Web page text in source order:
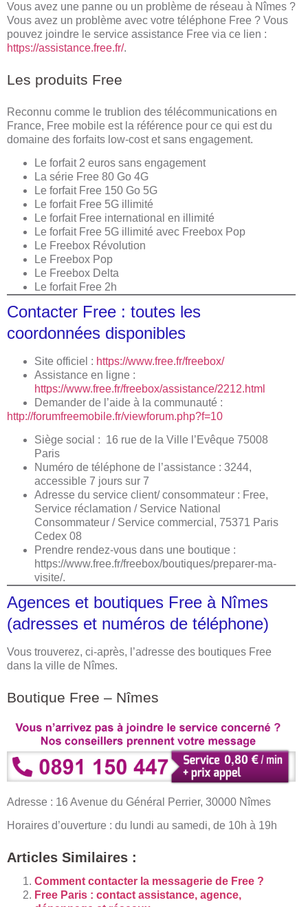
Vous avez une panne ou un problème de réseau à Nîmes ?
Vous avez un problème avec votre téléphone Free ? Vous
pouvez joindre le service assistance Free via ce lien :
https://assistance.free.fr/.
Les produits Free
Reconnu comme le trublion des télécommunications en
France, Free mobile est la référence pour ce qui est du
domaine des forfaits low-cost et sans engagement.
Le forfait 2 euros sans engagement
La série Free 80 Go 4G
Le forfait Free 150 Go 5G
Le forfait Free 5G illimité
Le forfait Free international en illimité
Le forfait Free 5G illimité avec Freebox Pop
Le Freebox Révolution
Le Freebox Pop
Le Freebox Delta
Le forfait Free 2h
Contacter Free : toutes les
coordonnées disponibles
Site officiel : https://www.free.fr/freebox/
Assistance en ligne :
https://www.free.fr/freebox/assistance/2212.html
Demander de l’aide à la communauté :
http://forumfreemobile.fr/viewforum.php?f=10
Siège social : 16 rue de la Ville l’Evêque 75008
Paris
Numéro de téléphone de l’assistance : 3244,
accessible 7 jours sur 7
Adresse du service client/ consommateur : Free,
Service réclamation / Service National
Consommateur / Service commercial, 75371 Paris
Cedex 08
Prendre rendez-vous dans une boutique :
https://www.free.fr/freebox/boutiques/preparer-ma-
visite/.
Agences et boutiques Free à Nîmes
(adresses et numéros de téléphone)
Vous trouverez, ci-après, l’adresse des boutiques Free
dans la ville de Nîmes.
Boutique Free – Nîmes
Adresse : 16 Avenue du Général Perrier, 30000 Nîmes
Horaires d’ouverture : du lundi au samedi, de 10h à 19h
Articles Similaires :
Comment contacter la messagerie de Free ?
Free Paris : contact assistance, agence,